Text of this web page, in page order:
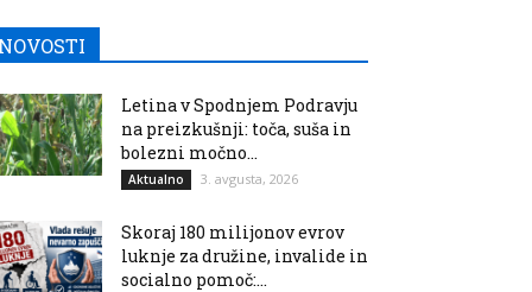
Letina v Spodnjem Podravju
na preizkušnji: toča, suša in
bolezni močno...
Aktualno 3. avgusta, 2026
Skoraj 180 milijonov evrov
luknje za družine, invalide in
socialno pomoč:...